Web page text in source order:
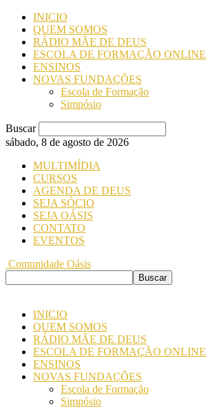
INICIO
QUEM SOMOS
RÁDIO MÃE DE DEUS
ESCOLA DE FORMAÇÃO ONLINE
ENSINOS
NOVAS FUNDAÇÕES
Escola de Formação
Simpósio
Buscar
sábado, 8 de agosto de 2026
MULTIMÍDIA
CURSOS
AGENDA DE DEUS
SEJA SÓCIO
SEJA OÁSIS
CONTATO
EVENTOS
Comunidade Oásis
INICIO
QUEM SOMOS
RÁDIO MÃE DE DEUS
ESCOLA DE FORMAÇÃO ONLINE
ENSINOS
NOVAS FUNDAÇÕES
Escola de Formação
Simpósio